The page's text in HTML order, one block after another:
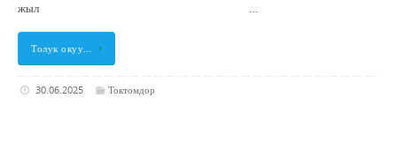
жыл …
Толук окуу…
30.06.2025 Токтомдор